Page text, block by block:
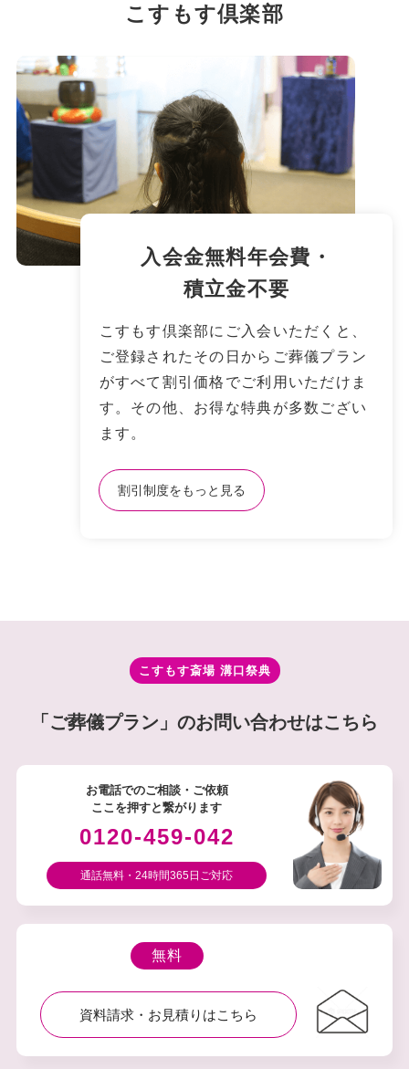
こすもす倶楽部
⼊会⾦無料年会費・
積⽴⾦不要
こすもす倶楽部にご⼊会いただくと、
ご登録されたその⽇からご葬儀プラン
がすべて割引価格でご利⽤いただけま
す。その他、お得な特典が多数ござい
ます。
割引制度をもっと⾒る
こすもす斎場 溝⼝祭典
「ご葬儀プラン」のお問い合わせはこちら
お電話でのご相談・ご依頼
ここを押すと繋がります
0120-459-042
通話無料・24時間365⽇ご対応
無料
資料請求・お⾒積りはこちら